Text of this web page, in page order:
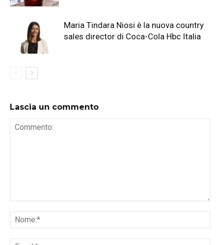
Maria Tindara Niosi è la nuova country
sales director di Coca-Cola Hbc Italia
Lascia un commento